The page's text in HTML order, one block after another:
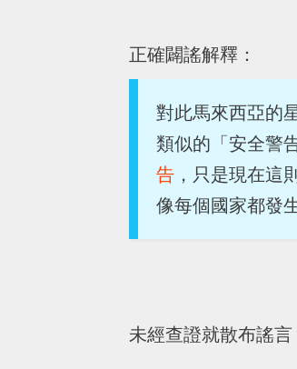
正確闢謠解釋：
對此馬來西亞的
類似的「安全警
告 ，只是現在這
像每個國家都發
未經查證就散布謠言